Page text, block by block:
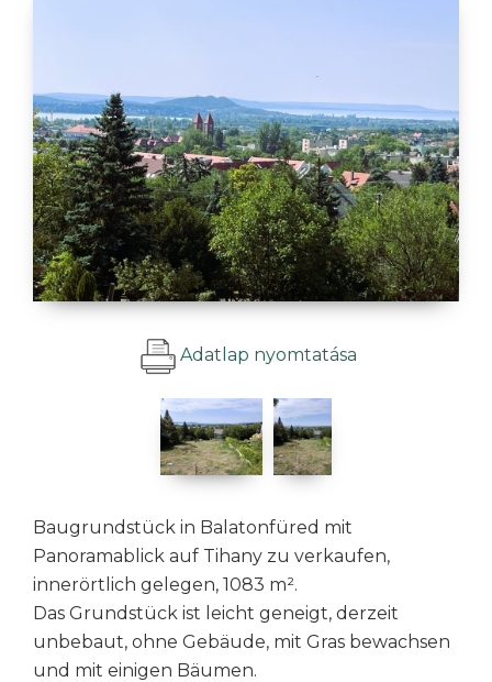
Adatlap nyomtatása
Baugrundstück in Balatonfüred mit
Panoramablick auf Tihany zu verkaufen,
innerörtlich gelegen, 1083 m².
Das Grundstück ist leicht geneigt, derzeit
unbebaut, ohne Gebäude, mit Gras bewachsen
und mit einigen Bäumen.